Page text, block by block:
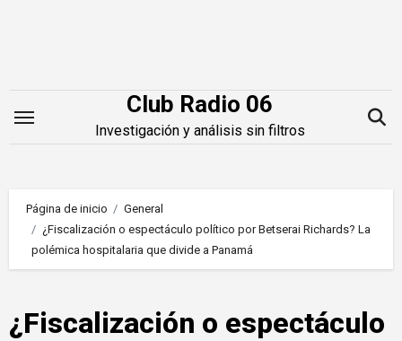
Club Radio 06
Investigación y análisis sin filtros
Página de inicio
General
¿Fiscalización o espectáculo político por Betserai Richards? La
polémica hospitalaria que divide a Panamá
¿Fiscalización o espectáculo